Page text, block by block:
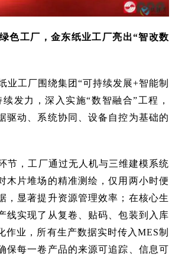
工厂，金东纸业工厂亮出“智改数
厂围绕集团“可持续发展+智能制
发力，深入实施“数智融合”工程，
驱动、系统协同、设备自控为基础的
，工厂通过无人机与三维建模系统
木片堆场的精准测绘，仅用两小时便
，显著提升资源管理效率；在核心生
线实现了从复卷、贴码、包装到入库
作业，所有生产数据实时传入MES制
保每一卷产品的来源可追踪、信息可